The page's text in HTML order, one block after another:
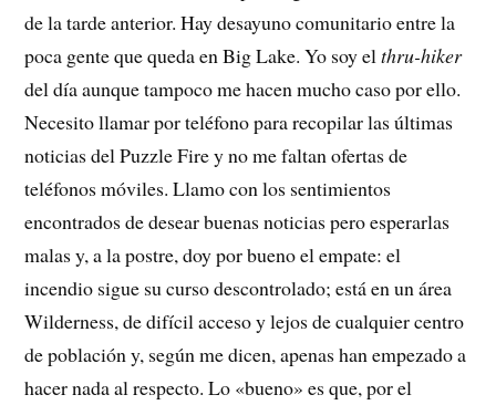
de la tarde anterior. Hay desayuno comunitario entre la
poca gente que queda en Big Lake. Yo soy elthru-hiker
del día aunque tampoco me hacen mucho caso por ello.
Necesito llamar por teléfono para recopilar las últimas
noticias del Puzzle Fire y no me faltan ofertas de
teléfonos móviles. Llamo con los sentimientos
encontrados de desear buenas noticias pero esperarlas
malas y, a la postre, doy por bueno el empate: el
incendio sigue su curso descontrolado; está en un área
Wilderness, de difícil acceso y lejos de cualquier centro
de población y, según me dicen, apenas han empezado a
hacer nada al respecto. Lo «bueno» es que, por el